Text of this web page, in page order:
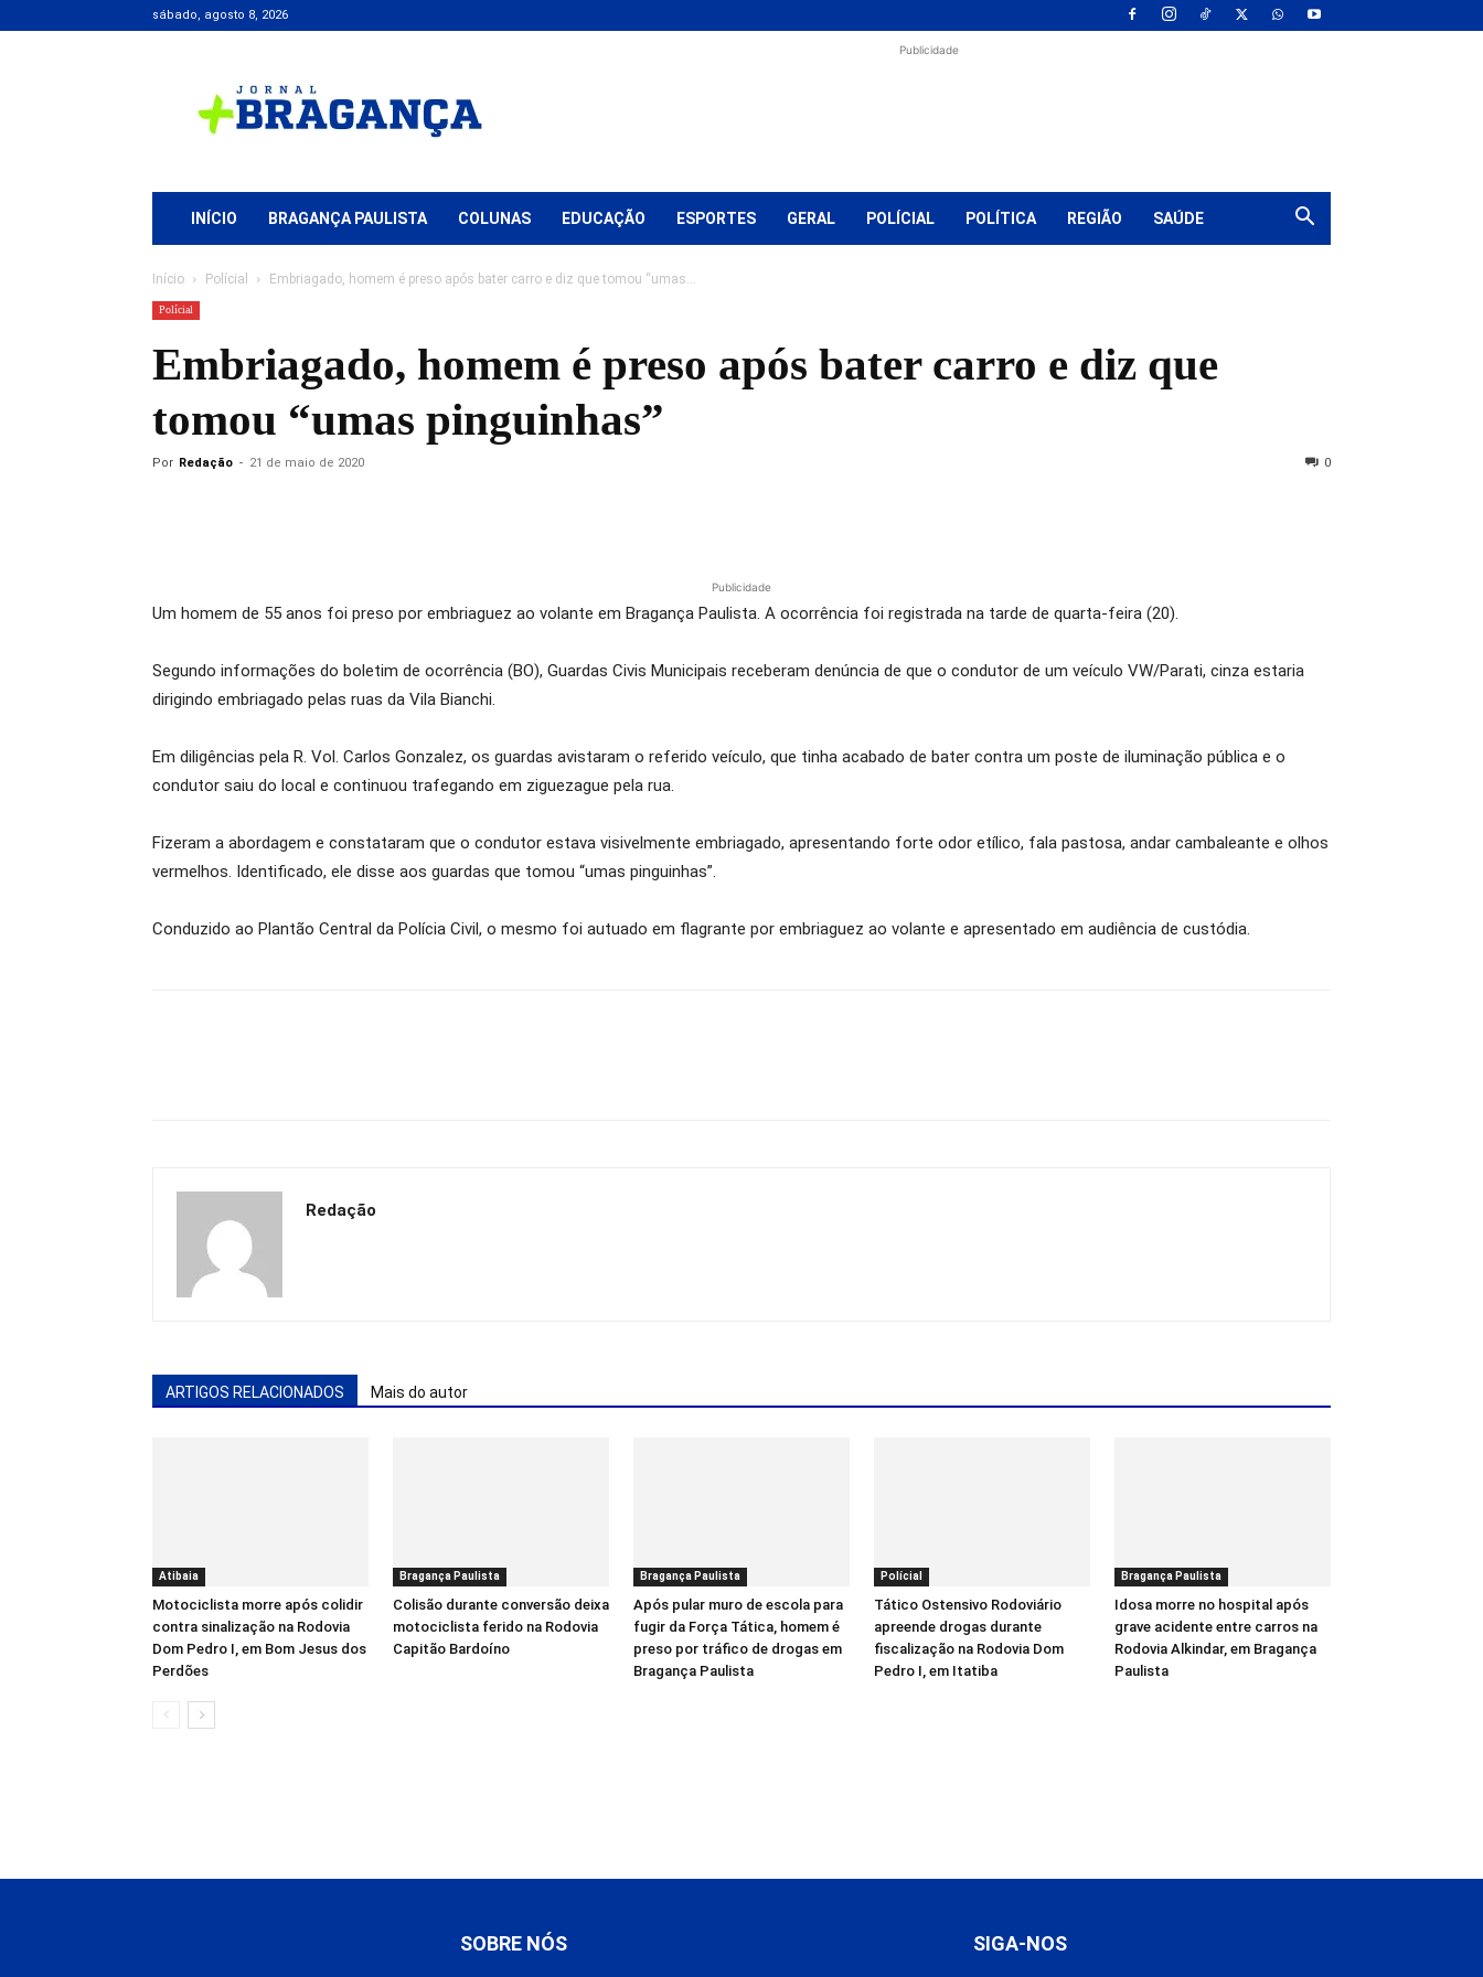
sábado, agosto 8, 2026
+
Bragança
Publicidade
INÍCIO BRAGANÇA PAULISTA COLUNAS EDUCAÇÃO ESPORTES GERAL POLÍCIAL POLÍTICA REGIÃO SAÚDE
Início Polícial Embriagado, homem é preso após bater carro e diz que tomou “umas...
Polícial
Embriagado, homem é preso após bater carro e diz que
tomou “umas pinguinhas”
Por Redação - 21 de maio de 2020 0
Publicidade
Um homem de 55 anos foi preso por embriaguez ao volante em Bragança Paulista. A ocorrência foi registrada na tarde de quarta-feira (20).
Segundo informações do boletim de ocorrência (BO), Guardas Civis Municipais receberam denúncia de que o condutor de um veículo VW/Parati, cinza estaria
dirigindo embriagado pelas ruas da Vila Bianchi.
Em diligências pela R. Vol. Carlos Gonzalez, os guardas avistaram o referido veículo, que tinha acabado de bater contra um poste de iluminação pública e o
condutor saiu do local e continuou trafegando em ziguezague pela rua.
Fizeram a abordagem e constataram que o condutor estava visivelmente embriagado, apresentando forte odor etílico, fala pastosa, andar cambaleante e olhos
vermelhos. Identificado, ele disse aos guardas que tomou “umas pinguinhas”.
Conduzido ao Plantão Central da Polícia Civil, o mesmo foi autuado em flagrante por embriaguez ao volante e apresentado em audiência de custódia.
Redação
ARTIGOS RELACIONADOS Mais do autor
Atibaia
Motociclista morre após colidir
contra sinalização na Rodovia
Dom Pedro I, em Bom Jesus dos
Perdões
Bragança Paulista
Colisão durante conversão deixa
motociclista ferido na Rodovia
Capitão Bardoíno
Bragança Paulista
Após pular muro de escola para
fugir da Força Tática, homem é
preso por tráfico de drogas em
Bragança Paulista
Polícial
Tático Ostensivo Rodoviário
apreende drogas durante
fiscalização na Rodovia Dom
Pedro I, em Itatiba
Bragança Paulista
Idosa morre no hospital após
grave acidente entre carros na
Rodovia Alkindar, em Bragança
Paulista
SOBRE NÓS SIGA-NOS